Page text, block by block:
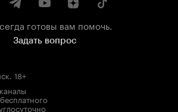
готовы вам помочь.
Задать вопрос
. 18+